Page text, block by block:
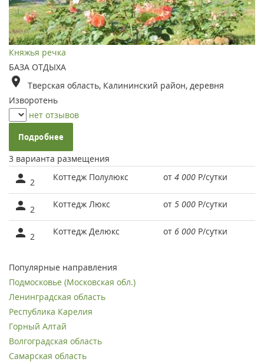
Княжья речка
БАЗА ОТДЫХА
Тверская область, Калининский район, деревня
Изворотень
нет отзывов
Подробнее
3 варианта размещения
2 Коттедж Полулюкс от 4 000 Р/сутки
2 Коттедж Люкс от 5 000 Р/сутки
2 Коттедж Делюкс от 6 000 Р/сутки
Популярные направления
Подмосковье (Московская обл.)
Ленинградская область
Республика Карелия
Горный Алтай
Волгоградская область
Самарская область